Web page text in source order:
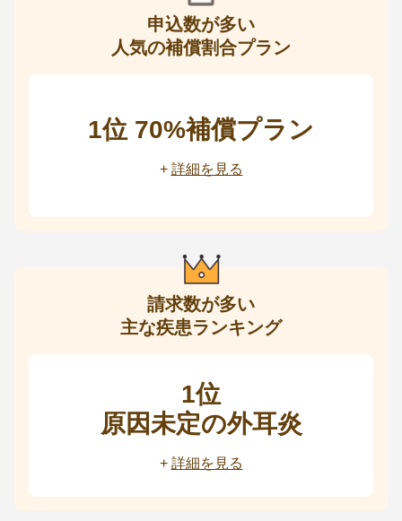
健康な若いうちから保険に加入しておく方が良いでしょ
申込数が多い
人気の補償割合プラン
1位 70%補償プラン
+ 詳細を見る
請求数が多い
主な疾患ランキング
1位
原因未定の外耳炎
+ 詳細を見る